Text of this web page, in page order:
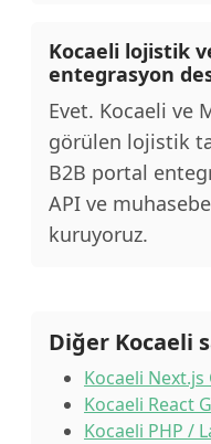
Kocaeli lojistik
entegrasyon
Evet. Kocaeli ve
görülen lojistik
B2B portal
API ve
kuruyoruz.
Diğer Kocaeli
Kocaeli
Kocaeli React
Kocaeli PHP /